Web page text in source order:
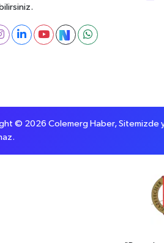
© 2026 Colemerg Haber, Sitemizde